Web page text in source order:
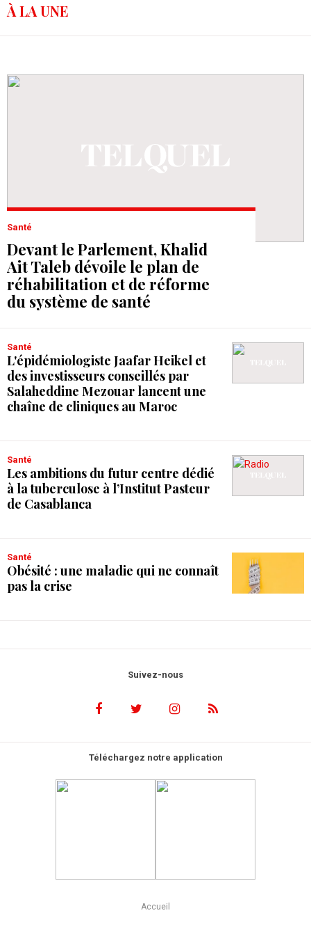
À LA UNE
Santé
Devant le Parlement, Khalid
Ait Taleb dévoile le plan de
réhabilitation et de réforme
du système de santé
Santé
L'épidémiologiste Jaafar Heikel et
des investisseurs conseillés par
Salaheddine Mezouar lancent une
chaîne de cliniques au Maroc
Santé
Les ambitions du futur centre dédié
à la tuberculose à l’Institut Pasteur
de Casablanca
Santé
Obésité : une maladie qui ne connaît
pas la crise
Suivez-nous
Téléchargez notre application
Accueil